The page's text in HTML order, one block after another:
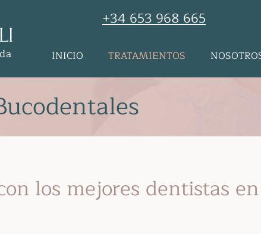
+34 653 968 665
INICIO TRATAMIENTOS
los mejores dentistas